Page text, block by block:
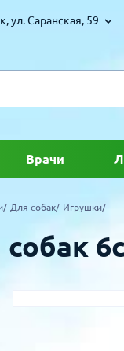
ул. Саранская, 59
Врачи
Для собак Игрушки